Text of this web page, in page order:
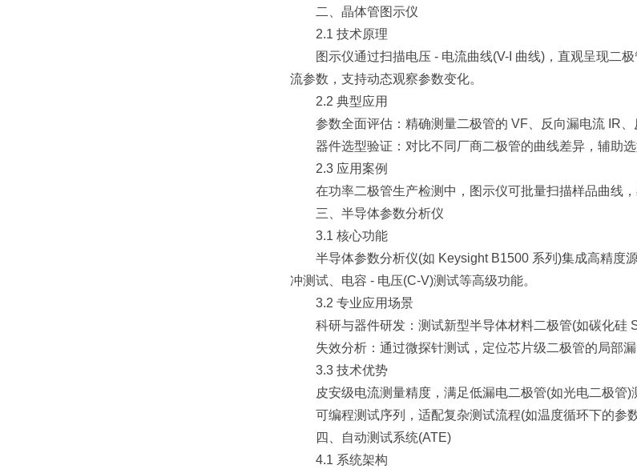
二、晶体管图示仪
2.1 技术原理
图示仪通过扫描电压 - 电流曲线(V-I 曲线)，直观呈现二极
流参数，支持动态观察参数变化。
2.2 典型应用
参数全面评估：精确测量二极管的 VF、反向漏电流 IR、
器件选型验证：对比不同厂商二极管的曲线差异，辅助选
2.3 应用案例
在功率二极管生产检测中，图示仪可批量扫描样品曲线，
三、半导体参数分析仪
3.1 核心功能
半导体参数分析仪(如 Keysight B1500 系列)集成高精度
冲测试、电容 - 电压(C-V)测试等高级功能。
3.2 专业应用场景
科研与器件研发：测试新型半导体材料二极管(如碳化硅
失效分析：通过微探针测试，定位芯片级二极管的局部漏
3.3 技术优势
皮安级电流测量精度，满足低漏电二极管(如光电二极管)
可编程测试序列，适配复杂测试流程(如温度循环下的参数
四、自动测试系统(ATE)
4.1 系统架构